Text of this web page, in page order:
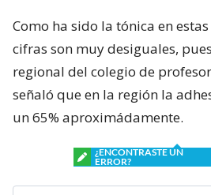
Como ha sido la tónica en
cifras son muy desiguales,
regional del colegio de
señaló que en la región la
un 65% aproximádamente.
¿ENCONTRASTE UN
ERROR?